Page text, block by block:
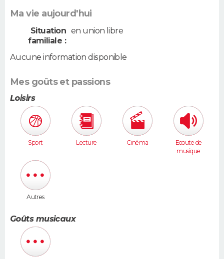
Ma vie aujourd'hui
Situation
familiale :
en union libre
Aucune information disponible
Mes goûts et passions
Loisirs
Sport Lecture Cinéma
Ecoute de
musique
Autres
Goûts musicaux